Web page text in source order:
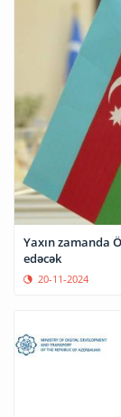
Yaxın zamanda
edəcək
20-11-2024